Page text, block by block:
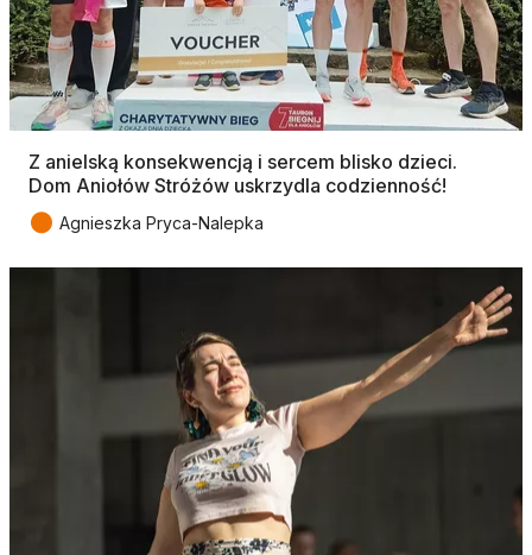
Z anielską konsekwencją i sercem blisko dzieci.
Dom Aniołów Stróżów uskrzydla codzienność!
● Agnieszka Pryca-Nalepka